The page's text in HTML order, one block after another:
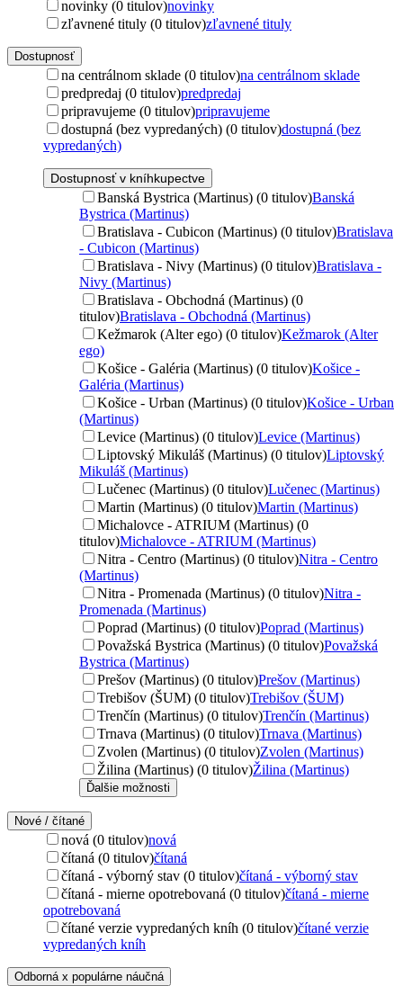
novinky (0 titulov)novinky
zľavnené tituly (0 titulov)zľavnené tituly
Dostupnosť
na centrálnom sklade (0 titulov)na centrálnom sklade
predpredaj (0 titulov)predpredaj
pripravujeme (0 titulov)pripravujeme
dostupná (bez vypredaných) (0 titulov)dostupná (bez
vypredaných)
Dostupnosť v kníhkupectve
Banská Bystrica (Martinus) (0 titulov)Banská
Bystrica (Martinus)
Bratislava - Cubicon (Martinus) (0 titulov)Bratislava
- Cubicon (Martinus)
Bratislava - Nivy (Martinus) (0 titulov)Bratislava -
Nivy (Martinus)
Bratislava - Obchodná (Martinus) (0
titulov)Bratislava - Obchodná (Martinus)
Kežmarok (Alter ego) (0 titulov)Kežmarok (Alter
ego)
Košice - Galéria (Martinus) (0 titulov)Košice -
Galéria (Martinus)
Košice - Urban (Martinus) (0 titulov)Košice - Urban
(Martinus)
Levice (Martinus) (0 titulov)Levice (Martinus)
Liptovský Mikuláš (Martinus) (0 titulov)Liptovský
Mikuláš (Martinus)
Lučenec (Martinus) (0 titulov)Lučenec (Martinus)
Martin (Martinus) (0 titulov)Martin (Martinus)
Michalovce - ATRIUM (Martinus) (0
titulov)Michalovce - ATRIUM (Martinus)
Nitra - Centro (Martinus) (0 titulov)Nitra - Centro
(Martinus)
Nitra - Promenada (Martinus) (0 titulov)Nitra -
Promenada (Martinus)
Poprad (Martinus) (0 titulov)Poprad (Martinus)
Považská Bystrica (Martinus) (0 titulov)Považská
Bystrica (Martinus)
Prešov (Martinus) (0 titulov)Prešov (Martinus)
Trebišov (ŠUM) (0 titulov)Trebišov (ŠUM)
Trenčín (Martinus) (0 titulov)Trenčín (Martinus)
Trnava (Martinus) (0 titulov)Trnava (Martinus)
Zvolen (Martinus) (0 titulov)Zvolen (Martinus)
Žilina (Martinus) (0 titulov)Žilina (Martinus)
Ďalšie možnosti
Nové / čítané
nová (0 titulov)nová
čítaná (0 titulov)čítaná
čítaná - výborný stav (0 titulov)čítaná - výborný stav
čítaná - mierne opotrebovaná (0 titulov)čítaná - mierne
opotrebovaná
čítané verzie vypredaných kníh (0 titulov)čítané verzie
vypredaných kníh
Odborná x populárne náučná